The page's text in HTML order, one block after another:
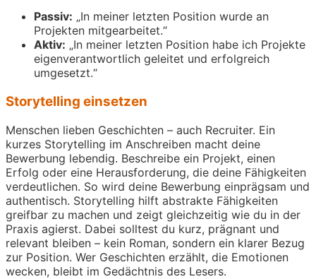
Passiv: „In meiner letzten Position wurde an
Projekten mitgearbeitet.“
Aktiv: „In meiner letzten Position habe ich Projekte
eigenverantwortlich geleitet und erfolgreich
umgesetzt.“
Storytelling einsetzen
Menschen lieben Geschichten – auch Recruiter. Ein
kurzes Storytelling im Anschreiben macht deine
Bewerbung lebendig. Beschreibe ein Projekt, einen
Erfolg oder eine Herausforderung, die deine Fähigkeiten
verdeutlichen. So wird deine Bewerbung einprägsam und
authentisch. Storytelling hilft abstrakte Fähigkeiten
greifbar zu machen und zeigt gleichzeitig wie du in der
Praxis agierst. Dabei solltest du kurz, prägnant und
relevant bleiben – kein Roman, sondern ein klarer Bezug
zur Position. Wer Geschichten erzählt, die Emotionen
wecken, bleibt im Gedächtnis des Lesers.